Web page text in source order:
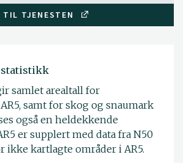
TIL TJENESTEN
samlet arealtall for
samt for skog og snaumark
også en heldekkende
er supplert med data fra N50
ikke kartlagte områder i AR5.